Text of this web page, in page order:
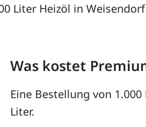
Liter Heizöl in
Was kostet
Eine Bestellung von
Liter.